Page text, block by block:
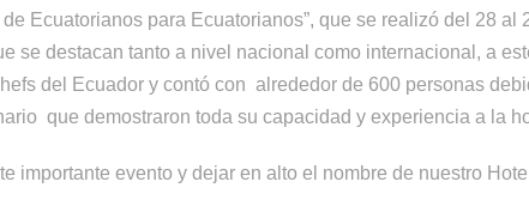
Ecuatorianos para Ecuatorianos”, que se realizó del 28 al
se destacan tanto a nivel nacional como internacional, a
del Ecuador y contó con alrededor de 600 personas
que demostraron toda su capacidad y experiencia a la
importante evento y dejar en alto el nombre de nuestro Hotel